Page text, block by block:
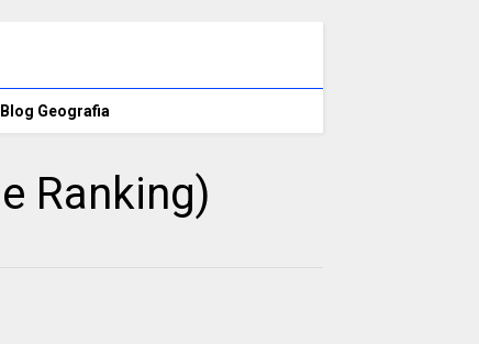
Geografia
Ranking)